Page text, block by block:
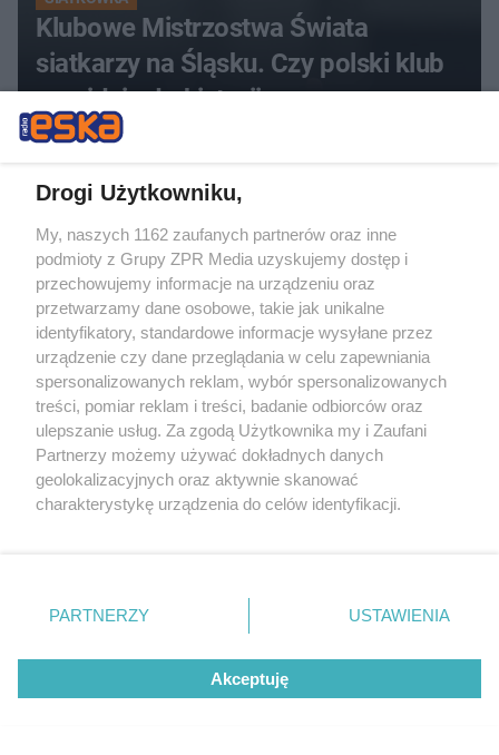
Klubowe Mistrzostwa Świata
siatkarzy na Śląsku. Czy polski klub
przejdzie do historii
Drogi Użytkowniku,
My, naszych 1162 zaufanych partnerów oraz inne
podmioty z Grupy ZPR Media uzyskujemy dostęp i
przechowujemy informacje na urządzeniu oraz
przetwarzamy dane osobowe, takie jak unikalne
identyfikatory, standardowe informacje wysyłane przez
urządzenie czy dane przeglądania w celu zapewniania
spersonalizowanych reklam, wybór spersonalizowanych
treści, pomiar reklam i treści, badanie odbiorców oraz
ulepszanie usług. Za zgodą Użytkownika my i Zaufani
Partnerzy możemy używać dokładnych danych
geolokalizacyjnych oraz aktywnie skanować
charakterystykę urządzenia do celów identyfikacji.
zmienić/wycofać klikając przycisk ustawień prywatności
znajdujący się w lewym dolnym rogu strony
rodzaje przetwarzania danych nie wymagają zgody
użytkownika, ale masz prawo sprzeciwić się takiemu
przetwarzaniu. Preferencje będą miały zastosowanie tylko
PARTNERZY USTAWIENIA
Akceptuję